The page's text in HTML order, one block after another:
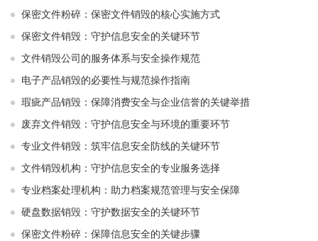
保密文件粉碎：保密文件销毁的核心实施方式
保密文件销毁：守护信息安全的关键环节
文件销毁公司的服务体系与安全操作规范
电子产品销毁的必要性与规范操作指南
瑕疵产品销毁：保障消费安全与企业信誉的关键举措
废弃文件销毁：守护信息安全与环境的重要环节
专业文件销毁：筑牢信息安全防线的关键环节
文件销毁机构：守护信息安全的专业服务选择
专业档案处理机构：助力档案规范管理与安全保障
硬盘数据销毁：守护数据安全的关键环节
保密文件粉碎：保障信息安全的关键步骤